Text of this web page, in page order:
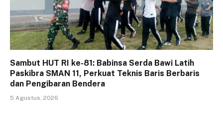
Sambut HUT RI ke-81: Babinsa Serda Bawi Latih
Paskibra SMAN 11, Perkuat Teknis Baris Berbaris
dan Pengibaran Bendera
5 Agustus, 2026